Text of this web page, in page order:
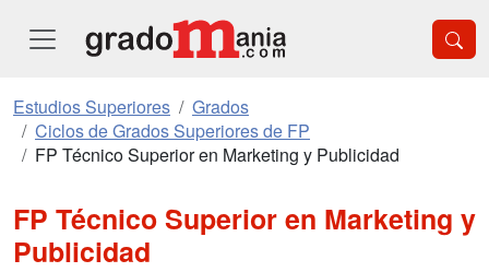
Estudios Superiores
Grados
Ciclos de Grados Superiores de FP
FP Técnico Superior en Marketing y Publicidad
FP Técnico Superior en Marketing y
Publicidad